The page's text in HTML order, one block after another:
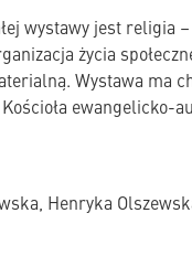
wystawy jest religia
życia
Wystawa ma
ewangelicko-
Henryka